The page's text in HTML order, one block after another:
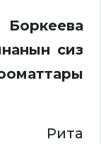
сиз
Рита